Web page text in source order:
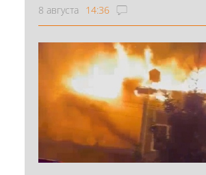
8 августа 14:36